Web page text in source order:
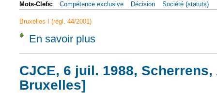
Mots-Clefs: Compétence exclusive Décision Société (statuts)
Bruxelles I (règl. 44/2001)
En savoir plus
CJCE, 6 juil. 1988, Scherrens,
Bruxelles]